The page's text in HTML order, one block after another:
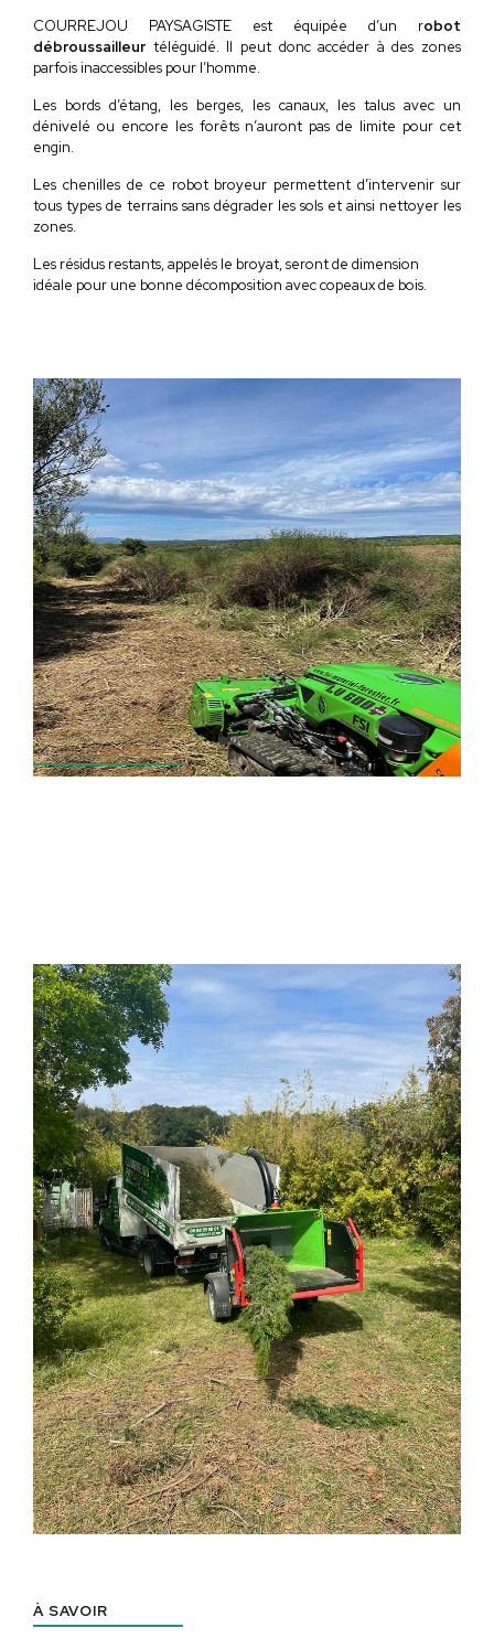
COURREJOU PAYSAGISTE est équipée d’un robot
débroussailleur téléguidé. Il peut donc accéder à des zones
parfois inaccessibles pour l’homme.
Les bords d’étang, les berges, les canaux, les talus avec un
dénivelé ou encore les forêts n’auront pas de limite pour cet
engin.
Les chenilles de ce robot broyeur permettent d’intervenir sur
tous types de terrains sans dégrader les sols et ainsi nettoyer les
zones.
Les résidus restants, appelés le broyat, seront de dimension
idéale pour une bonne décomposition avec copeaux de bois.
À SAVOIR